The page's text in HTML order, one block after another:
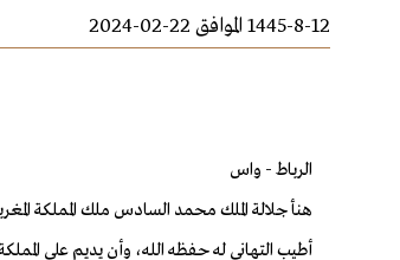
1445-8-12 الموافق 22-02-2024
الرباط - واس
هنأ جلالة الملك محمد السادس ملك المملكة
أطيب التهاني له حفظه الله، وأن يديم على